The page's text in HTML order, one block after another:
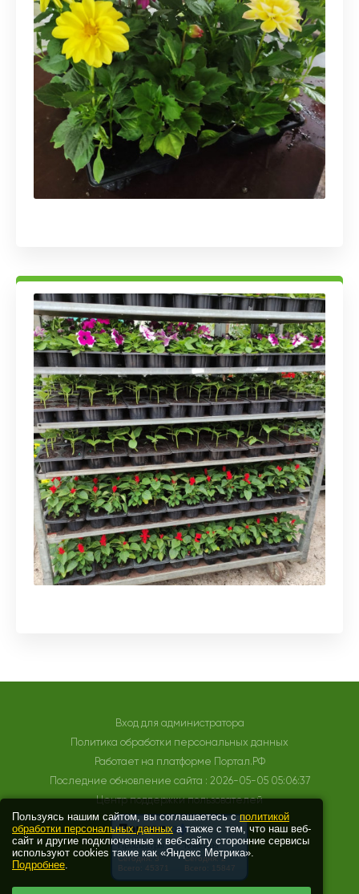
Пользуясь нашим сайтом, вы соглашаетесь сполитикой
обработки персональных данных а также с тем, что наш веб-
сайт и другие подключенные к веб-сайту сторонние сервисы
используют cookies такие как «Яндекс Метрика».
Подробнее.
Вход для администратора
Политика обработки персональных данных
Работает на платформе Портал.РФ
Последние обновление сайта : 2026-05-05 05:06:37
Центр поддержки пользователей